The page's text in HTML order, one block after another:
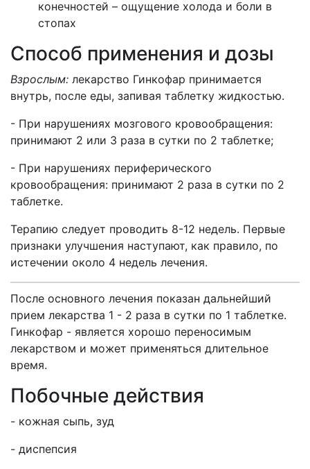
конечностей – ощущение холода и боли в
стопах
Способ применения и дозы
Взрослым: лекарство Гинкофар принимается
внутрь, после еды, запивая таблетку жидкостью.
- При нарушениях мозгового кровообращения:
принимают 2 или 3 раза в сутки по 2 таблетке;
- При нарушениях периферического
кровообращения: принимают 2 раза в сутки по 2
таблетке.
Терапию следует проводить 8-12 недель. Первые
признаки улучшения наступают, как правило, по
истечении около 4 недель лечения.
После основного лечения показан дальнейший
прием лекарства 1 - 2 раза в сутки по 1 таблетке.
Гинкофар - является хорошо переносимым
лекарством и может применяться длительное
время.
Побочные действия
- кожная сыпь, зуд
- диспепсия